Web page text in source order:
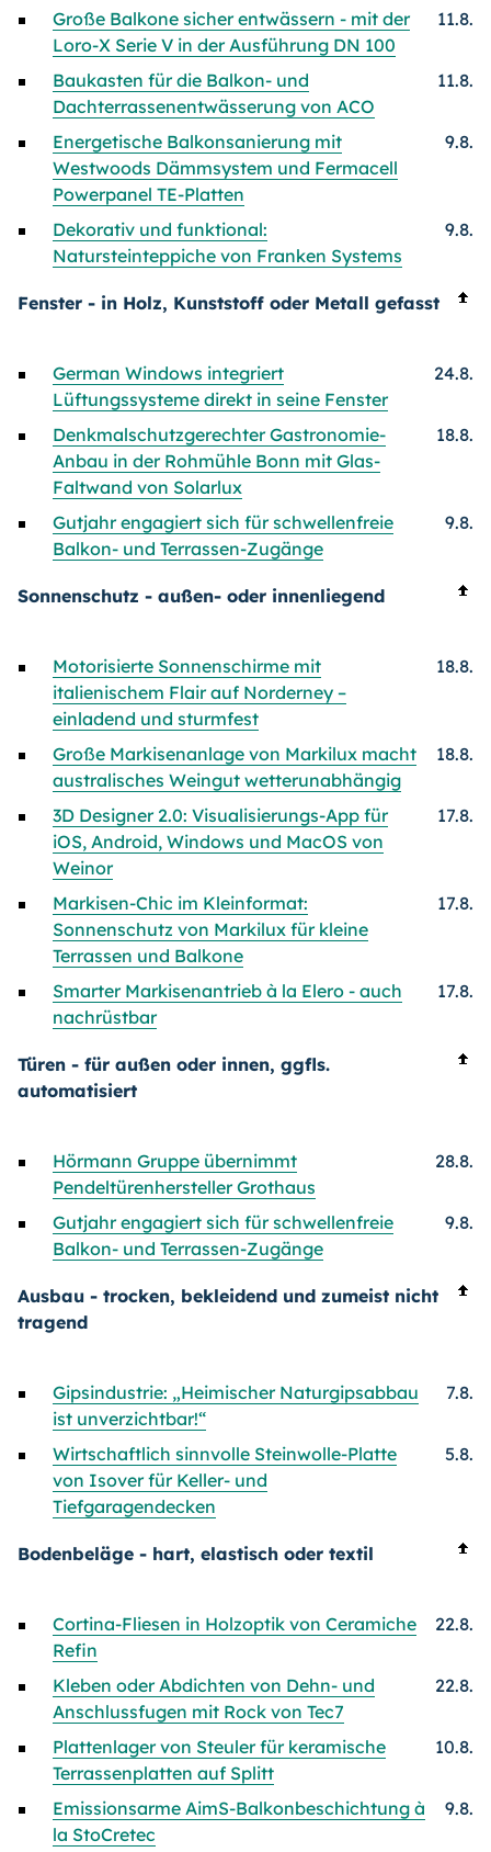
Große Balkone sicher entwässern - mit der
Loro-X Serie V in der Ausführung DN 100
11.8.
Baukasten für die Balkon- und
Dachterrassenentwässerung von ACO
11.8.
Energetische Balkonsanierung mit
Westwoods Dämmsystem und Fermacell
Powerpanel TE-Platten
9.8.
Dekorativ und funktional:
Natursteinteppiche von Franken Systems
9.8.
Fenster - in Holz, Kunststoff oder Metall gefasst
German Windows integriert
Lüftungssysteme direkt in seine Fenster
24.8.
Denkmalschutzgerechter Gastronomie-
Anbau in der Rohmühle Bonn mit Glas-
Faltwand von Solarlux
18.8.
Gutjahr engagiert sich für schwellenfreie
Balkon- und Terrassen-Zugänge
9.8.
Sonnenschutz - außen- oder innenliegend
Motorisierte Sonnenschirme mit
italienischem Flair auf Norderney –
einladend und sturmfest
18.8.
Große Markisenanlage von Markilux macht
australisches Weingut wetterunabhängig
18.8.
3D Designer 2.0: Visualisierungs-App für
iOS, Android, Windows und MacOS von
Weinor
17.8.
Markisen-Chic im Kleinformat:
Sonnenschutz von Markilux für kleine
Terrassen und Balkone
17.8.
Smarter Markisenantrieb à la Elero - auch
nachrüstbar
17.8.
Türen - für außen oder innen, ggfls.
automatisiert
Hörmann Gruppe übernimmt
Pendeltürenhersteller Grothaus
28.8.
Gutjahr engagiert sich für schwellenfreie
Balkon- und Terrassen-Zugänge
9.8.
Ausbau - trocken, bekleidend und zumeist nicht
tragend
Gipsindustrie: „Heimischer Naturgipsabbau
ist unverzichtbar!“
7.8.
Wirtschaftlich sinnvolle Steinwolle-Platte
von Isover für Keller- und
Tiefgaragendecken
5.8.
Bodenbeläge - hart, elastisch oder textil
Cortina-Fliesen in Holzoptik von Ceramiche
Refin
22.8.
Kleben oder Abdichten von Dehn- und
Anschlussfugen mit Rock von Tec7
22.8.
Plattenlager von Steuler für keramische
Terrassenplatten auf Splitt
10.8.
Emissionsarme AimS-Balkonbeschichtung à
la StoCretec
9.8.